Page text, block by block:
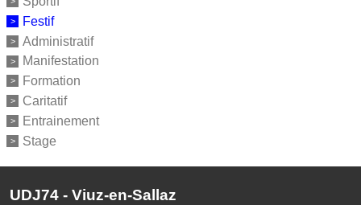
Festif
Administratif
Manifestation
Formation
Caritatif
Entrainement
Stage
UDJ74 - Viuz-en-Sallaz